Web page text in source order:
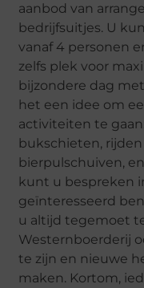
aanbod van
bedrijfsuitjes. U
vanaf 4 personen
zelfs plek voor
bijzondere dag
het een idee om
activiteiten te
bukschieten,
bierpulschuiven,
kunt u bespreken
geïnteresseerd
u altijd tegemoet
Westernboerderij
te zijn en nieuwe
maken. Kortom,